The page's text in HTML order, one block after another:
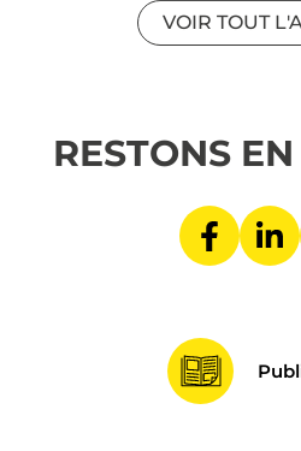
VOIR TOUT
RESTONS
Lien